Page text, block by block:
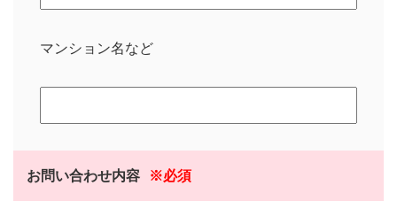
マンション名など
お問い合わせ内容 ※必須